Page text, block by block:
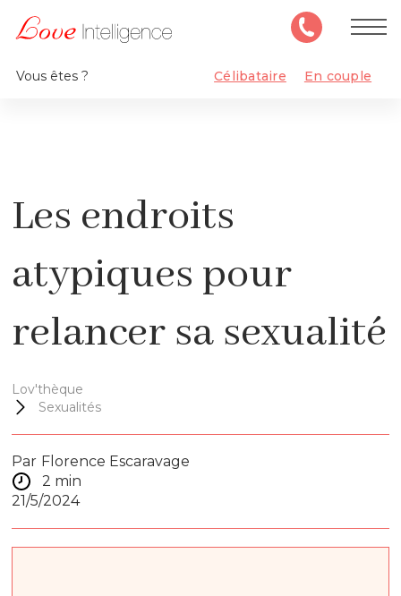
Vous êtes ? Célibataire En couple
Les endroits
atypiques pour
relancer sa sexualité
Lov'thèque
Sexualités
Par Florence Escaravage
2 min
21/5/2024